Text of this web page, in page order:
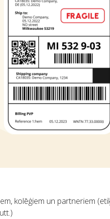
kolēģiem un partneriem